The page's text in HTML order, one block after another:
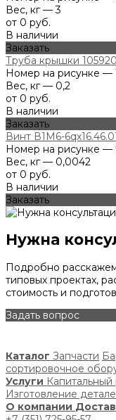
Вес, кг — 3
от 0 руб.
В наличии
Заказать
Труба крышки
Номер на рисунке —
Вес, кг — 0,2
от 0 руб.
В наличии
Заказать
Винт В1М6-
Номер на рисунке —
Вес, кг — 0,0042
от 0 руб.
В наличии
Заказать
Нужна
Подробно
типовых проектах,
стоимость и
Задать вопрос
Каталог Запчасти
сортировочное
Услуги
Изготовление
О компании